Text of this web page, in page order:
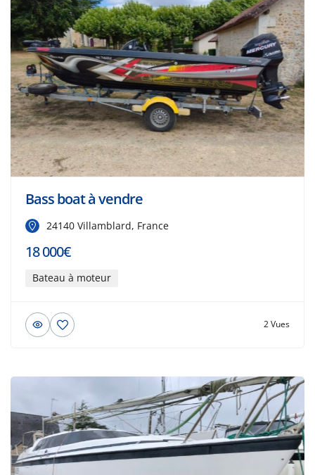
Bass boat à vendre
24140 Villamblard, France
18 000€
Bateau à moteur
2 Vues